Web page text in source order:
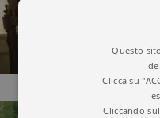
Questo
Clicca su
Cliccando